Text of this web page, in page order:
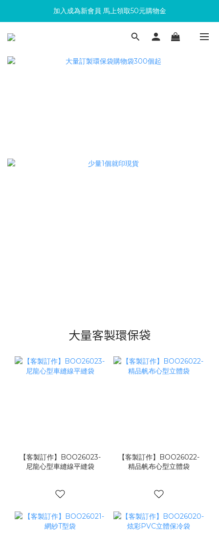
滿300回饋10%購物金
加入成為新會員 馬上領取50元購物金
大量客製環保袋
【客製訂作】BOO26023-
尼龍心型車縫線平縫袋
【客製訂作】BOO26022-
精品帆布心型立體袋